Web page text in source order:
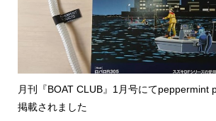
月刊『BOAT CLUB』1月号にてpeppermint
掲載されました